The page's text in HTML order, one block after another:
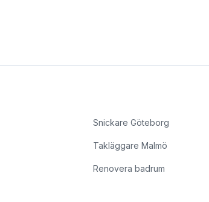
Snickare Göteborg
Takläggare Malmö
Renovera badrum